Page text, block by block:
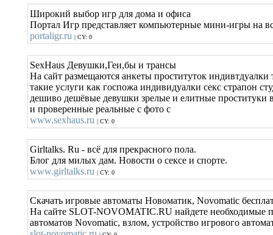
Широкий выбор игр для дома и офиса
Портал Игр представляет компьютерные мини-игры на
portaligr.ru | CY: 0
SexHaus Девушки,Геи,бы и трансы
На сайт размещаются анкеты проституток
такие услуги как госпожа индивидуалки секс страпон
дешиво дешёвые девушки зрелые и елитные проституки
и проверенные реальные с фото с
www.sexhaus.ru | CY: 0
Girltalks. Ru - всё для прекрасного пола.
Блог для милых дам. Новости о сексе и спорте.
www.girltalks.ru | CY: 0
Скачать игровые автоматы Новоматик, Novomatic
На сайте SLOT-NOVOMATIC.RU найдете необходимые
автоматов Novomatic, взлом, устройство игрового